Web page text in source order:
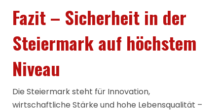
Fazit – Sicherheit in der
Steiermark auf höchstem
Niveau
Die Steiermark steht für Innovation,
wirtschaftliche Stärke und hohe Lebensqualität –